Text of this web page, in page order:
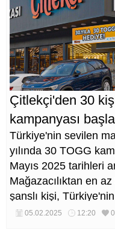
Çitlekçi'den 30
kampanyası
Türkiye'nin sevilen
yılında 30 TOGG
Mayıs 2025 tarihleri
Mağazacılıktan en
şanslı kişi,
sahibi olma fırsatı
05.02.2025 12:20 0